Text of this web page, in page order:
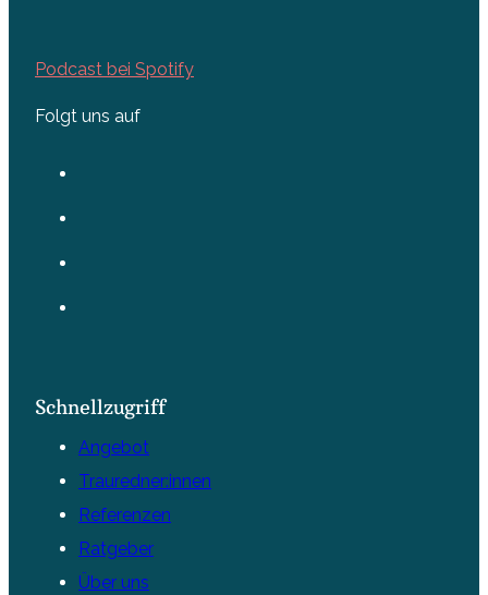
Podcast bei Spotify
Folgt uns auf
Schnellzugriff
Angebot
Trauredner:innen
Referenzen
Ratgeber
Über uns